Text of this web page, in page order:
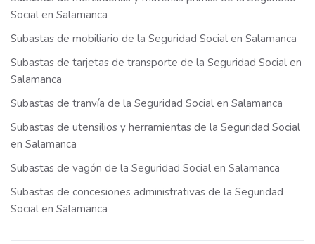
Social en Salamanca
Subastas de mobiliario de la Seguridad Social en Salamanca
Subastas de tarjetas de transporte de la Seguridad Social en
Salamanca
Subastas de tranvía de la Seguridad Social en Salamanca
Subastas de utensilios y herramientas de la Seguridad Social
en Salamanca
Subastas de vagón de la Seguridad Social en Salamanca
Subastas de concesiones administrativas de la Seguridad
Social en Salamanca